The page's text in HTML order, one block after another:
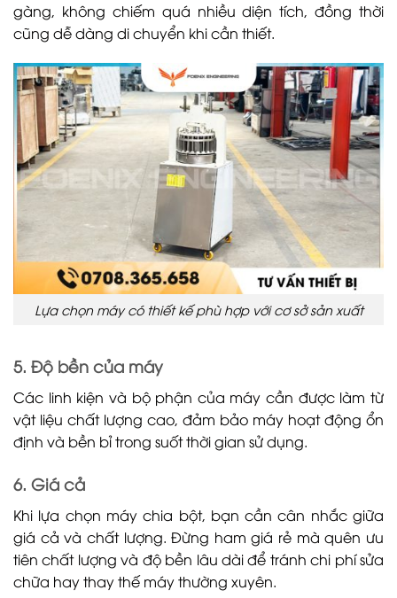
gàng, không chiếm quá nhiều diện tích, đồng thời
cũng dễ dàng di chuyển khi cần thiết.
Lựa chọn máy có thiết kế phù hợp với cơ sở sản xuất
5. Độ bền của máy
Các linh kiện và bộ phận của máy cần được làm từ
vật liệu chất lượng cao, đảm bảo máy hoạt động ổn
định và bền bỉ trong suốt thời gian sử dụng.
6. Giá cả
Khi lựa chọn máy chia bột, bạn cần cân nhắc giữa
giá cả và chất lượng. Đừng ham giá rẻ mà quên ưu
tiên chất lượng và độ bền lâu dài để tránh chi phí sửa
chữa hay thay thế máy thường xuyên.